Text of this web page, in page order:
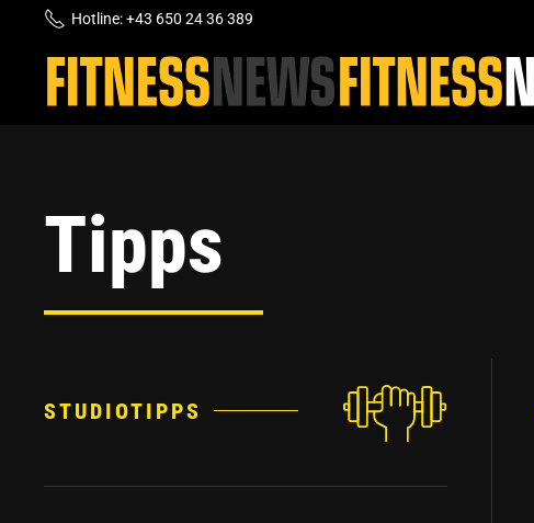
Skip to main content
Hotline: +43 650 24 36 389
Tipps
STUDIOTIPPS